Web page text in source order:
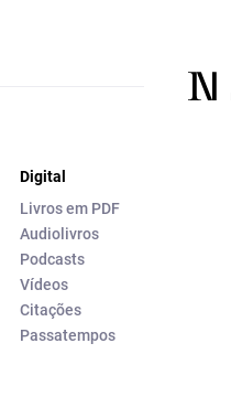
Digital
Livros em PDF
Audiolivros
Podcasts
Vídeos
Citações
Passatempos